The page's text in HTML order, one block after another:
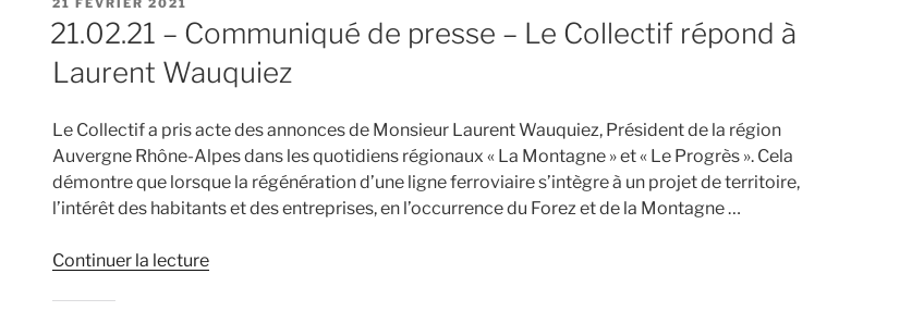
le
dimanche
mars
à
partir
de
gare
LE
21.02.21 – Communiqué de presse – Le Collectif répond à
Laurent Wauquiez
Le Collectif a pris acte des annonces de Monsieur Laurent Wauquiez, Président de la région
Auvergne Rhône-Alpes dans les quotidiens régionaux « La Montagne » et « Le Progrès ». Cela
démontre que lorsque la régénération d’une ligne ferroviaire s’intègre à un projet de territoire,
l’intérêt des habitants et des entreprises, en l’occurrence du Forez et de la Montagne …
Continuer la lecturede